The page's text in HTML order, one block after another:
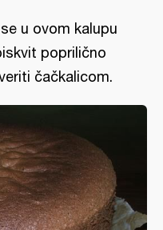
u ovom kalupu
poprilično
čačkalicom.